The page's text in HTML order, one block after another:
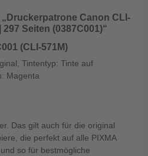
Canon CLI-
Seiten (0387C001)“
(CLI-571M)
Tintentyp: Tinte auf
Magenta
Das gilt auch für die original
die perfekt auf alle PIXMA
so für bestmögliche